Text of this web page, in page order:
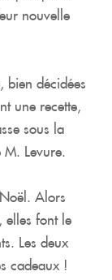
nouvelle
bien décidées
une recette,
sous la
Levure.
Alors
elles font le
Les deux
cadeaux !